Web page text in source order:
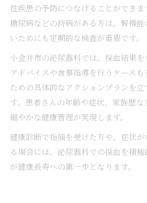
性疾患の予防につなげることができ
糖尿病などの持病がある方は、腎機
いためにも定期的な検査が重要です。
小金井市の泌尿器科では、採血結果
アドバイスや食事指導を行うケース
ための具体的なアクションプランを
す。患者さんの年齢や症状、家族歴
細やかな健康管理が実現します。
健康診断で指摘を受けた方や、症状
る場合には、泌尿器科での採血を積極
が健康長寿への第一歩となります。